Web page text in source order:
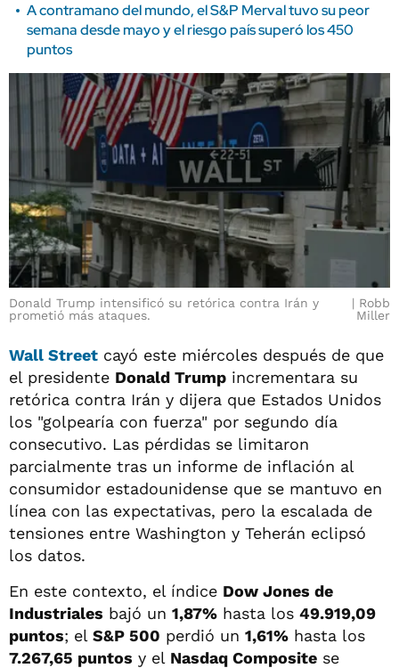
A contramano del mundo, el S&P Merval tuvo su peor
semana desde mayo y el riesgo país superó los 450
puntos
Donald Trump intensificó su retórica contra Irán y
prometió más ataques.
Robb
Miller
Wall Street cayó este miércoles después de que
el presidente Donald Trump incrementara su
retórica contra Irán y dijera que Estados Unidos
los "golpearía con fuerza" por segundo día
consecutivo. Las pérdidas se limitaron
parcialmente tras un informe de inflación al
consumidor estadounidense que se mantuvo en
línea con las expectativas, pero la escalada de
tensiones entre Washington y Teherán eclipsó
los datos.
En este contexto, el índice Dow Jones de
Industriales bajó un 1,87% hasta los 49.919,09
puntos; el S&P 500 perdió un 1,61% hasta los
7.267,65 puntos y el Nasdaq Composite se